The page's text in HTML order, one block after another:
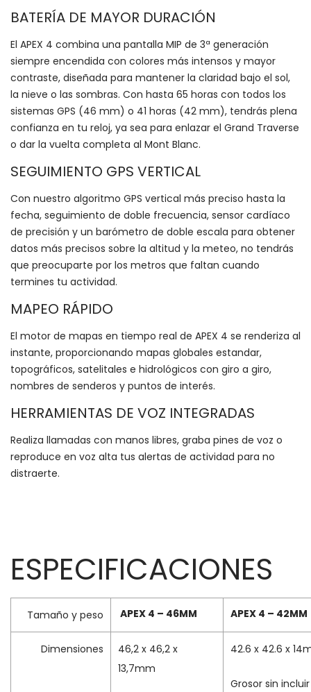
BATERÍA DE MAYOR DURACIÓN
El APEX 4 combina una pantalla MIP de 3ª generación
siempre encendida con colores más intensos y mayor
contraste, diseñada para mantener la claridad bajo el sol,
la nieve o las sombras. Con hasta 65 horas con todos los
sistemas GPS (46 mm) o 41 horas (42 mm), tendrás plena
confianza en tu reloj, ya sea para enlazar el Grand Traverse
o dar la vuelta completa al Mont Blanc.
SEGUIMIENTO GPS VERTICAL
Con nuestro algoritmo GPS vertical más preciso hasta la
fecha, seguimiento de doble frecuencia, sensor cardíaco
de precisión y un barómetro de doble escala para obtener
datos más precisos sobre la altitud y la meteo, no tendrás
que preocuparte por los metros que faltan cuando
termines tu actividad.
MAPEO RÁPIDO
El motor de mapas en tiempo real de APEX 4 se renderiza al
instante, proporcionando mapas globales estandar,
topográficos, satelitales e hidrológicos con giro a giro,
nombres de senderos y puntos de interés.
HERRAMIENTAS DE VOZ INTEGRADAS
Realiza llamadas con manos libres, graba pines de voz o
reproduce en voz alta tus alertas de actividad para no
distraerte.
ESPECIFICACIONES
Tamaño y peso APEX 4 – 46MM APEX 4 – 42MM
Dimensiones
46,2 x 46,2 x
13,7mm
42.6 x 42.6 x
Grosor sin incluir